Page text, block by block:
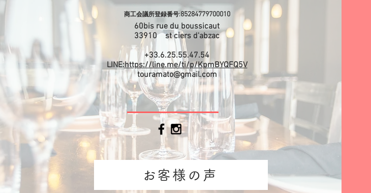
商工会議所登録番号:85284779700010
60bis rue du boussicaut
​33910 st ciers d'abzac
+33.6.25.55.47.54
LINE:https://line.me/ti/p/KpmBYQFQ5V
touramato@gmail.com
お客様の声